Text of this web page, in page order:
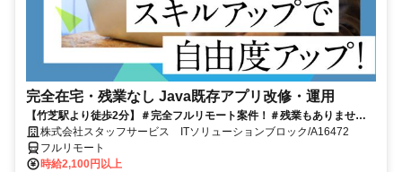
完全在宅・残業なし Java既存アプリ改修・運用
【竹芝駅より徒歩2分】＃完全フルリモート案件！＃残業もありませ
ん！＃Java経験を活かして働くチャンス★
株式会社スタッフサービス ITソリューションブロック/A16472
フルリモート
時給2,100円以上